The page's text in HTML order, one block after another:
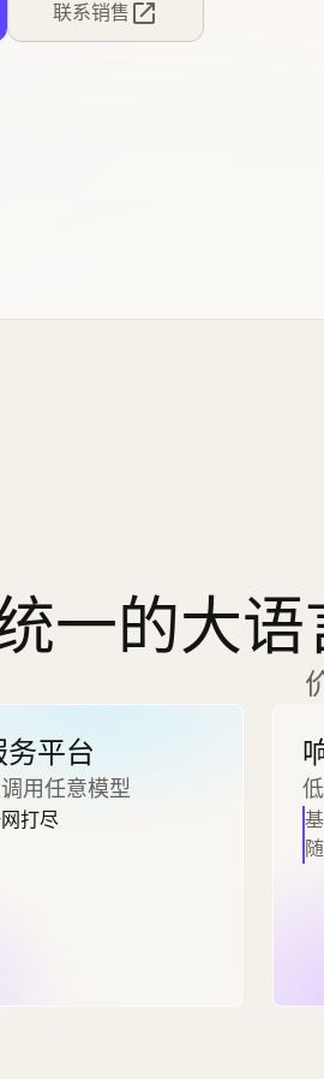
联系销售
一的大
平台
用任意模型
打尽